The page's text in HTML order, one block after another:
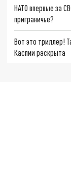
НАТО впервые за
приграничье?
Вот это триллер!
Каспии раскрыта